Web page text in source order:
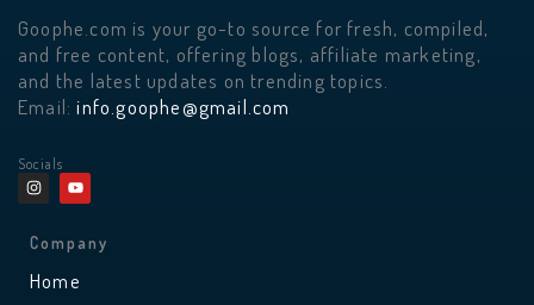
Goophe.com is your go-to source for fresh, compiled,
and free content, offering blogs, affiliate marketing,
and the latest updates on trending topics.
Email:info.goophe@gmail.com
Socials
I
n
s
a
r
a
Y
o
u
u
Company
Home